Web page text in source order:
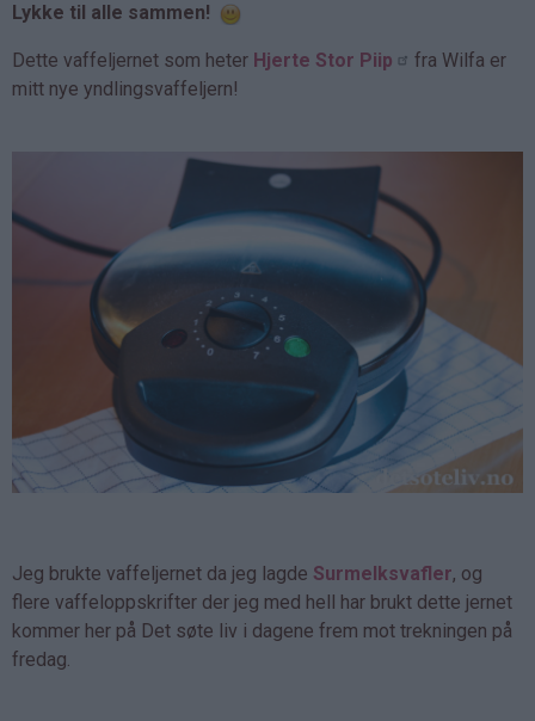
Lykke til alle sammen!
Dette vaffeljernet som heter Hjerte Stor Piip
fra Wilfa er
mitt nye yndlingsvaffeljern!
Jeg brukte vaffeljernet da jeg lagde Surmelksvafler, og
flere vaffeloppskrifter der jeg med hell har brukt dette jernet
kommer her på Det søte liv i dagene frem mot trekningen på
fredag.